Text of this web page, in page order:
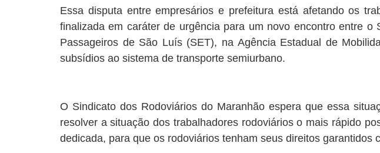
Essa disputa entre empresários e prefeitura está afetando os
finalizada em caráter de urgência para um novo encontro entre
Passageiros de São Luís (SET), na Agência Estadual de
subsídios ao sistema de transporte semiurbano.
O Sindicato dos Rodoviários do Maranhão espera que essa
resolver a situação dos trabalhadores rodoviários o mais rápido
dedicada, para que os rodoviários tenham seus direitos garantidos